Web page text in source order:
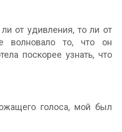
от удивления, то ли от
волновало то, что он
поскорее узнать, что
голоса, мой был